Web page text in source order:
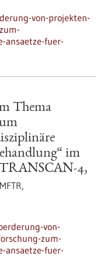
von-projekten-
ansaetze-fuer-
Thema
im
TRANSCAN-4,
von-
zum-
ansaetze-fuer-